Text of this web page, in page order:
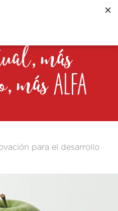
más
más alfa
para el desarrollo